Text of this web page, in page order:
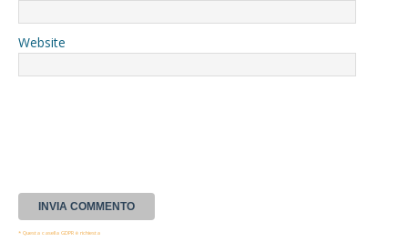
Website
* Questa casella GDPR è richiesta